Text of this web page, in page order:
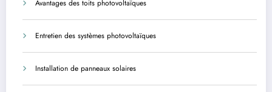
Avantages des toits photovoltaïques
Entretien des systèmes photovoltaïques
Installation de panneaux solaires